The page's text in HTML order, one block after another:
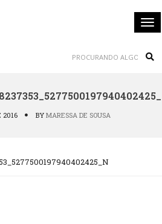
2016 BY MARESSA DE SOUSA